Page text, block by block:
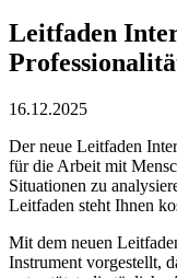
Leitfaden
16.12.2025
Der neue Leitfaden
für die Arbeit mit
Situationen zu
Leitfaden steht Ihnen
Mit dem neuen
Instrument vorgestellt,